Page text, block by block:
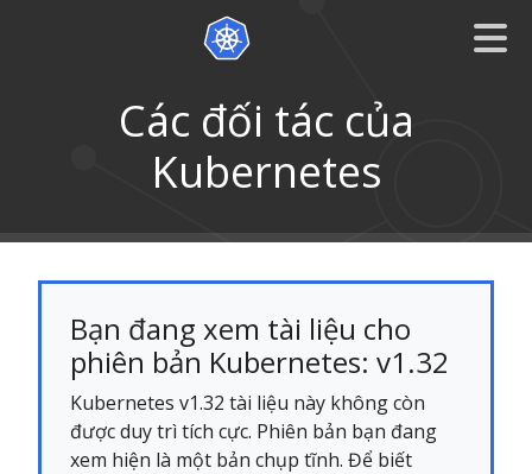
Các đối tác của
Kubernetes
Bạn đang xem tài liệu cho
phiên bản Kubernetes: v1.32
Kubernetes v1.32 tài liệu này không còn
được duy trì tích cực. Phiên bản bạn đang
xem hiện là một bản chụp tĩnh. Để biết